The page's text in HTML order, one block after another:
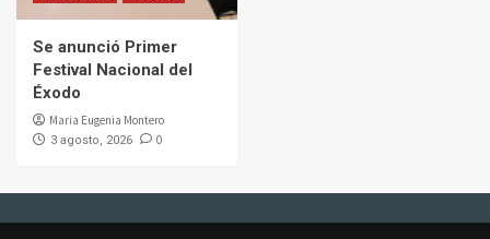
Se anunció Primer
Festival Nacional del
Éxodo
Maria Eugenia Montero
3 agosto, 2026 0